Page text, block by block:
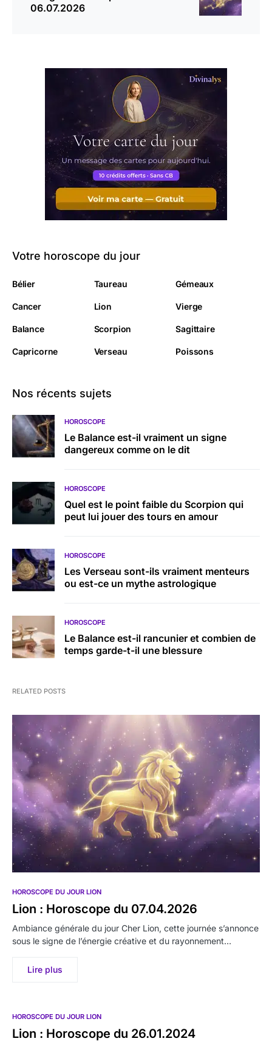
06.07.2026
Votre horoscope du jour
Bélier Taureau Gémeaux
Cancer Lion Vierge
Balance Scorpion Sagittaire
Capricorne Verseau Poissons
Nos récents sujets
HOROSCOPE
Le Balance est-il vraiment un signe
dangereux comme on le dit
HOROSCOPE
Quel est le point faible du Scorpion qui
peut lui jouer des tours en amour
HOROSCOPE
Les Verseau sont-ils vraiment menteurs
ou est-ce un mythe astrologique
HOROSCOPE
Le Balance est-il rancunier et combien de
temps garde-t-il une blessure
RELATED POSTS
HOROSCOPE DU JOUR LION
Lion : Horoscope du 07.04.2026
Ambiance générale du jour Cher Lion, cette journée s’annonce
sous le signe de l’énergie créative et du rayonnement…
Lire plus
HOROSCOPE DU JOUR LION
Lion : Horoscope du 26.01.2024